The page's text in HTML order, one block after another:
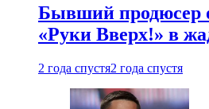
Бывший продюсер
«Руки Вверх!» в
2 года спустя2 года спустя